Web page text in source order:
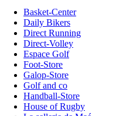
Basket-Center
Daily Bikers
Direct Running
Direct-Volley
Espace Golf
Foot-Store
Galop-Store
Golf and co
Handball-Store
House of Rugby